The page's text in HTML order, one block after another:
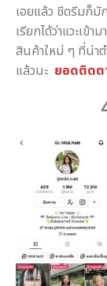
เอยแล้ว ชีดรีมก็มั
เรียกได้ว่าแวะเข้
สินค้าใหม่ ๆ ที่น่า
แล้วนะ ยอดติดต